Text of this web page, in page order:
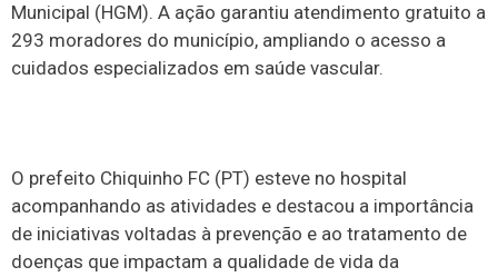
Municipal (HGM). A ação garantiu atendimento gratuito a
293 moradores do município, ampliando o acesso a
cuidados especializados em saúde vascular.
O prefeito Chiquinho FC (PT) esteve no hospital
acompanhando as atividades e destacou a importância
de iniciativas voltadas à prevenção e ao tratamento de
doenças que impactam a qualidade de vida da